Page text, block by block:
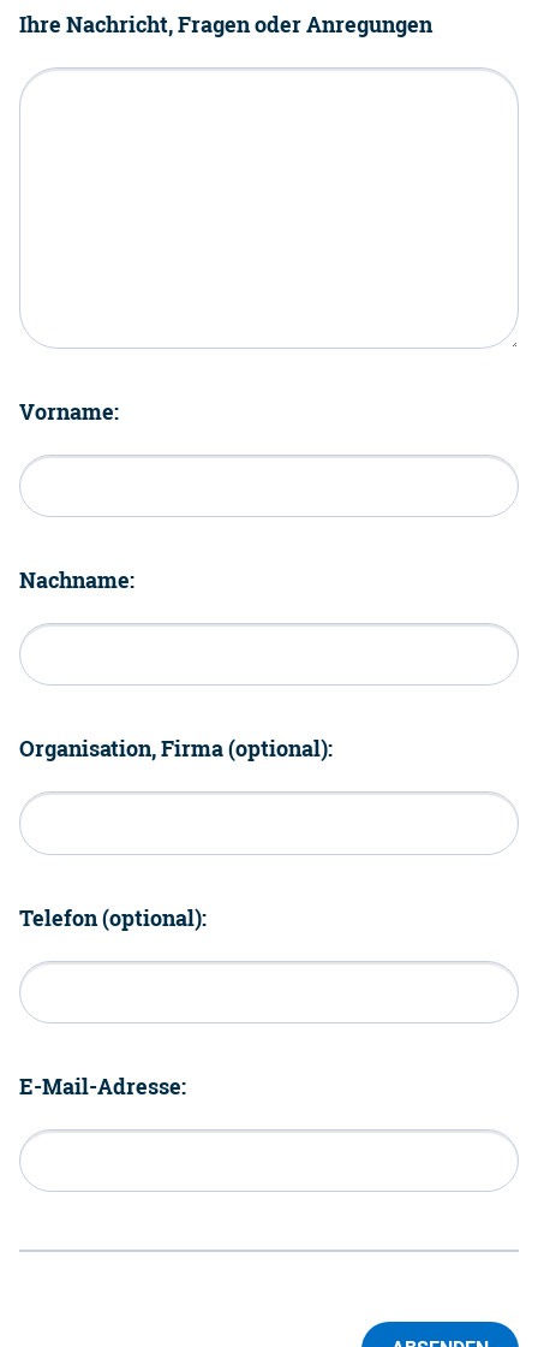
Ihre Nachricht, Fragen oder Anregungen
Vorname:
Nachname:
Organisation, Firma (optional):
Telefon (optional):
E-Mail-Adresse: